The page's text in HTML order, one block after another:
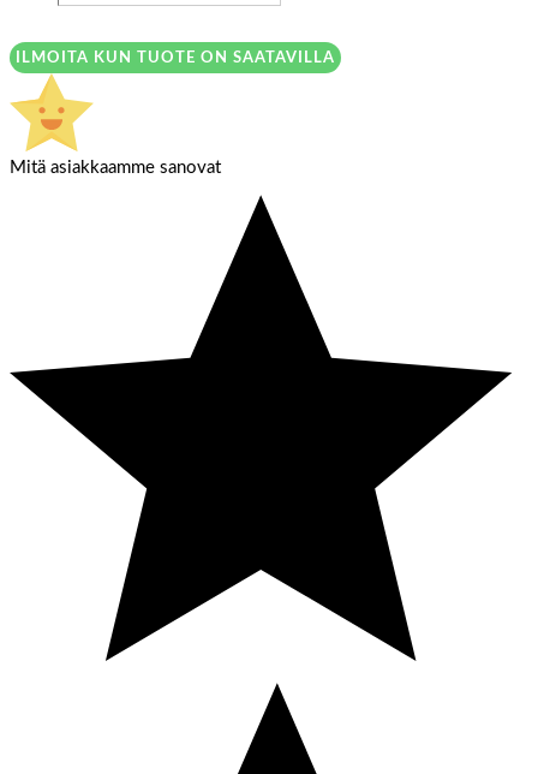
ILMOITA KUN TUOTE ON SAATAVILLA
Mitä asiakkaamme sanovat